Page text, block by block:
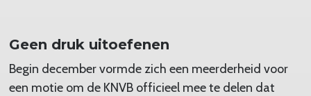
Geen druk uitoefenen
Begin december vormde zich een meerderheid voor
een motie om de KNVB officieel mee te delen dat